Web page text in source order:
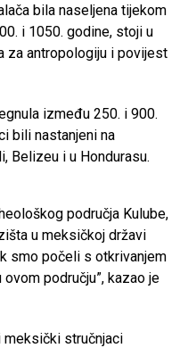
bila naseljena tijekom
i 1050. godine, stoji u
za antropologiju i povijest
između 250. i 900.
bili nastanjeni na
Belizeu i u Hondurasu.
područja Kulube,
u meksičkoj državi
smo počeli s otkrivanjem
području”, kazao je
meksički stručnjaci